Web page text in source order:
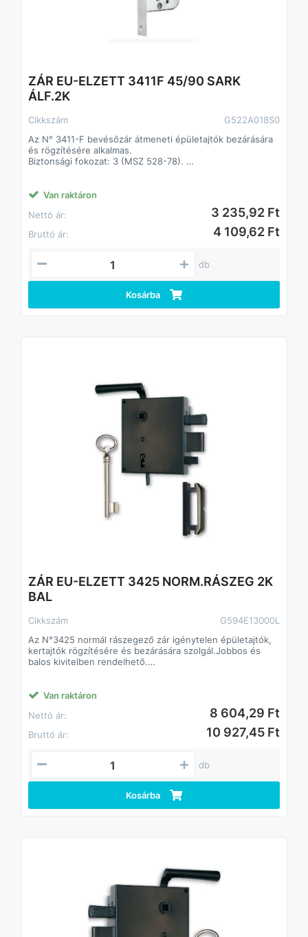
ZÁR EU-ELZETT 3411F 45/90 SARK
ÁLF.2K
Cikkszám
G522A018S0
Az N° 3411-F bevésőzár átmeneti épületajtók bezárására
és rögzítésére alkalmas.
Biztonsági fokozat: 3 (MSZ 528-78).
Csapda átállítás: az átállító gyűrűt a csapdaszárról
Ezután a csapdát visszaengedjük a perem csapdanyílásán
csapdaszárra.
Van raktáron
Nettó ár:
3 235,92 Ft
Bruttó ár: 4 109,62 Ft
db
Kosárba
ZÁR EU-ELZETT 3425 NORM.RÁSZEG 2K
BAL
Cikkszám
G594E13000L
Az N°3425 normál rászegező zár igénytelen épületajtók,
kertajtók rögzítésére és bezárására szolgál.Jobbos és
balos kivitelben rendelhető.
Van raktáron
Nettó ár:
8 604,29 Ft
Bruttó ár: 10 927,45 Ft
db
Kosárba